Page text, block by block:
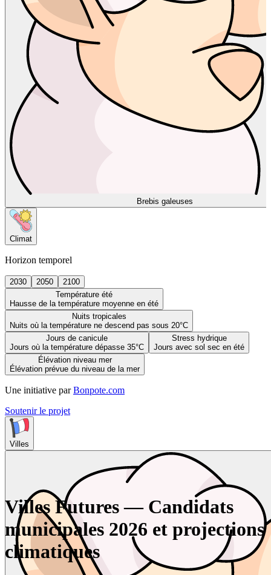
Brebis galeuses
Climat
Horizon temporel
2030 2050
2100
Température été
Hausse de la température moyenne en été
Nuits tropicales
Nuits où la température ne descend pas sous 20°C
Jours de canicule
Jours où la température dépasse 35°C
Stress hydrique
Jours avec sol sec en été
Élévation niveau mer
Élévation prévue du niveau de la mer
Une initiative par Bonpote.com
Soutenir le projet
Villes
Villes Futures — Candidats
municipales 2026 et projections
climatiques